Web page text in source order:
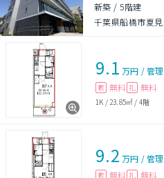
新築 /5階建
千葉県船橋市夏見
9.1 万円 /管
敷 無料 礼 無料
1K / 23.85㎡ / 4階
9.2 万円 /管
敷 無料 礼 無料